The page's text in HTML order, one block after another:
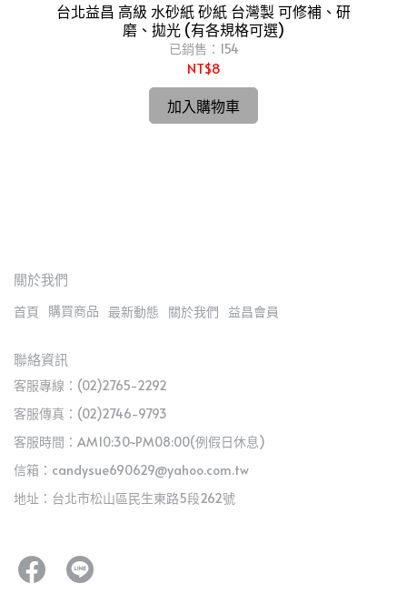
台北益昌 高級 水砂紙 砂紙 台灣製 可修補、研
磨、拋光 (有各規格可選)
已銷售：154
NT$8
加入購物車
關於我們
首頁 購買商品 最新動態 關於我們 益昌會員
聯絡資訊
客服專線：(02)2765-2292
客服傳真：(02)2746-9793
客服時間：AM10:30~PM08:00(例假日休息)
信箱：candysue690629@yahoo.com.tw
地址：台北市松山區民生東路5段262號